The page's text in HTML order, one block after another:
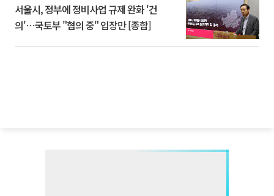
서울시, 정부에 정비사업 규제 완화 '건
의'⋯국토부 "협의 중" 입장만 [종합]